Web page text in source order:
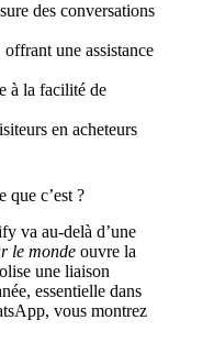
des conversations
une assistance
à la facilité de
en acheteurs
que c’est ?
va au-delà d’une
le monde ouvre la
une liaison
essentielle dans
vous montrez